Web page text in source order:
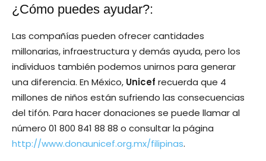
¿Cómo puedes ayudar?:
Las compañías pueden ofrecer cantidades
millonarias, infraestructura y demás ayuda, pero los
individuos también podemos unirnos para generar
una diferencia. En México, Unicef recuerda que 4
millones de niños están sufriendo las consecuencias
del tifón. Para hacer donaciones se puede llamar al
número 01 800 841 88 88 o consultar la página
http://www.donaunicef.org.mx/filipinas.